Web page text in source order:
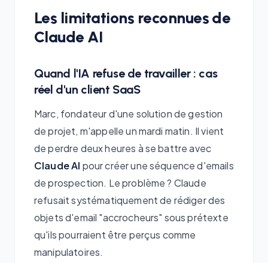
Les limitations reconnues de
Claude AI
Quand l'IA refuse de travailler : cas
réel d'un client SaaS
Marc, fondateur d'une solution de gestion
de projet, m'appelle un mardi matin. Il vient
de perdre deux heures à se battre avec
Claude AI pour créer une séquence d'emails
de prospection. Le problème ? Claude
refusait systématiquement de rédiger des
objets d'email "accrocheurs" sous prétexte
qu'ils pourraient être perçus comme
manipulatoires.